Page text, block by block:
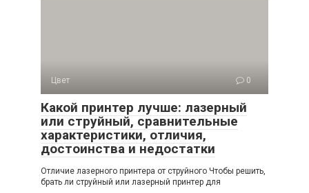
Цвет 0
Какой принтер лучше: лазерный
или струйный, сравнительные
характеристики, отличия,
достоинства и недостатки
Отличие лазерного принтера от струйного Чтобы решить,
брать ли струйный или лазерный принтер для